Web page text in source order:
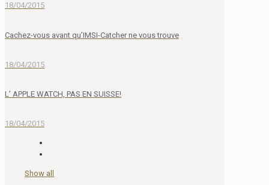
18/04/2015
Cachez-vous avant qu’IMSI-Catcher ne vous trouve
18/04/2015
L’ APPLE WATCH, PAS EN SUISSE!
18/04/2015
Show all